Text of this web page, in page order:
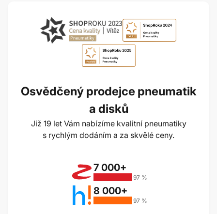
Osvědčený prodejce pneumatik
a disků
Již 19 let Vám nabízíme kvalitní pneumatiky
s rychlým dodáním a za skvělé ceny.
7 000+
97 %
8 000+
97 %